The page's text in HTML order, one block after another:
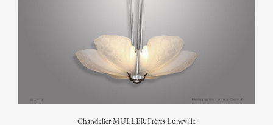
Chandelier MULLER Frères Luneville